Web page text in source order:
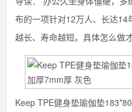
布的一项针对12万人、长达
越长、寿命越短。具体怎么做
Keep TPE健身垫瑜伽垫